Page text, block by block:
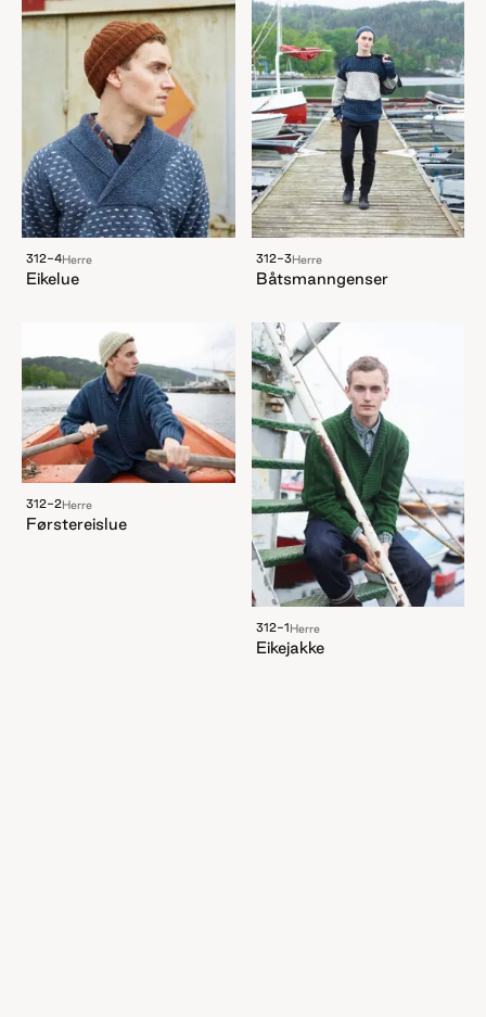
312-4Herre
Eikelue
312-3Herre
Båtsmanngenser
312-2Herre
Førstereislue
312-1Herre
Eikejakke